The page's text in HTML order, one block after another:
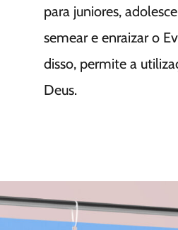
para juniores,
semear e enraizar o
disso, permite a
Deus.